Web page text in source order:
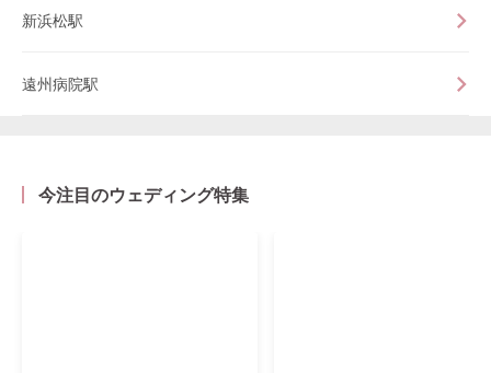
新浜松駅
遠州病院駅
今注目のウェディング特集